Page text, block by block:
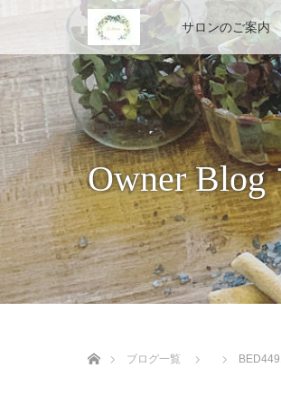
Home サロンのご案内
Owner Blog
ブログ一覧